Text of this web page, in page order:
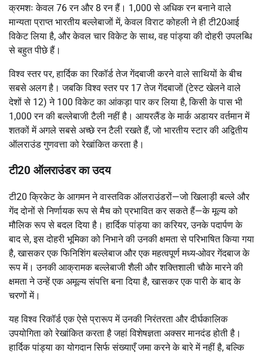
क्रमशः केवल 76 रन और 8 रन हैं। 1,000 से अधिक रन बनाने वाले
मान्यता प्राप्त भारतीय बल्लेबाजों में, केवल विराट कोहली ने ही टी20आई
विकेट लिया है, और केवल चार विकेट के साथ, वह पांड्या की दोहरी उपलब्धि
से बहुत पीछे हैं।
विश्व स्तर पर, हार्दिक का रिकॉर्ड तेज गेंदबाजी करने वाले साथियों के बीच
सबसे अलग है। जबकि विश्व स्तर पर 17 तेज गेंदबाजों (टेस्ट खेलने वाले
देशों से 12) ने 100 विकेट का आंकड़ा पार कर लिया है, किसी के पास भी
1,000 रन की बल्लेबाजी टैली नहीं है। आयरलैंड के मार्क अडायर वर्तमान में
शतकों में अगले सबसे अच्छे रन टैली रखते हैं, जो भारतीय स्टार की अद्वितीय
ऑलराउंड गुणवत्ता को रेखांकित करता है।
टी20 ऑलराउंडर का उदय
टी20 क्रिकेट के आगमन ने वास्तविक ऑलराउंडरों—जो खिलाड़ी बल्ले और
गेंद दोनों से निर्णायक रूप से मैच को प्रभावित कर सकते हैं—के मूल्य को
मौलिक रूप से बदल दिया है। हार्दिक पांड्या का करियर, उनके पदार्पण के
बाद से, इस दोहरी भूमिका को निभाने की उनकी क्षमता से परिभाषित किया गया
है, खासकर एक फिनिशिंग बल्लेबाज और एक महत्वपूर्ण मध्य-ओवर गेंदबाज के
रूप में। उनकी आक्रामक बल्लेबाजी शैली और शक्तिशाली चौके मारने की
क्षमता ने उन्हें एक अमूल्य संपत्ति बना दिया है, खासकर एक पारी के बाद के
चरणों में।
यह विश्व रिकॉर्ड एक ऐसे प्रारूप में उनकी निरंतरता और दीर्घकालिक
उपयोगिता को रेखांकित करता है जहां विशेषज्ञता अक्सर मानदंड होती है।
हार्दिक पांड्या का योगदान सिर्फ संख्याएँ जमा करने के बारे में नहीं है, बल्कि